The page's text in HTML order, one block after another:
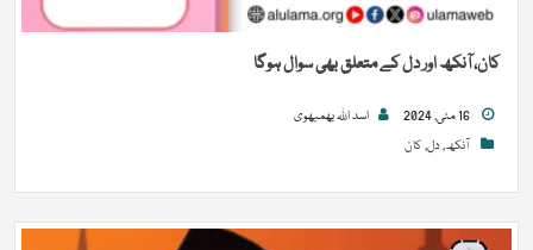
کان، آنکھ اور دل کے متعلق بھی سوال ہوگا
اسد اللہ بھمبھوی
آنکھ,دل,کان